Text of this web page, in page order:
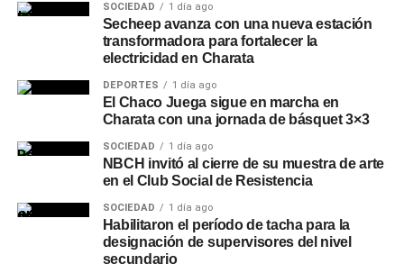
SOCIEDAD 1 día ago
Secheep avanza con una nueva estación
transformadora para fortalecer la
electricidad en Charata
DEPORTES 1 día ago
El Chaco Juega sigue en marcha en
Charata con una jornada de básquet 3×3
SOCIEDAD 1 día ago
NBCH invitó al cierre de su muestra de arte
en el Club Social de Resistencia
SOCIEDAD 1 día ago
Habilitaron el período de tacha para la
designación de supervisores del nivel
secundario